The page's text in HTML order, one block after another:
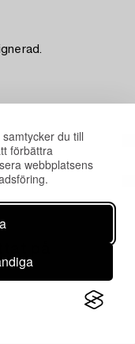
du till
förbättra
webbplatsens